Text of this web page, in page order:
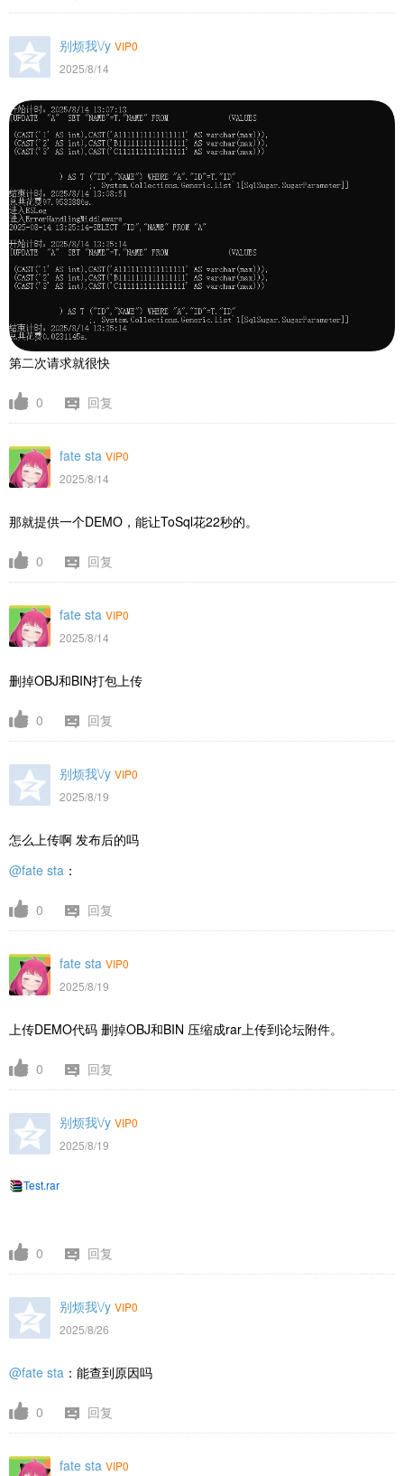
别烦我\/y VIP0
2025/8/14
第二次请求就很快
0 回复
fate sta VIP0
2025/8/14
那就提供一个DEMO，能让ToSql花22秒的。
0 回复
fate sta VIP0
2025/8/14
删掉OBJ和BIN打包上传
0 回复
别烦我\/y VIP0
2025/8/19
怎么上传啊 发布后的吗
@fate sta ：
0 回复
fate sta VIP0
2025/8/19
上传DEMO代码 删掉OBJ和BIN 压缩成rar上传到论坛附件。
0 回复
别烦我\/y VIP0
2025/8/19
Test.rar
0 回复
别烦我\/y VIP0
2025/8/26
@fate sta ：能查到原因吗
0 回复
fate sta VIP0